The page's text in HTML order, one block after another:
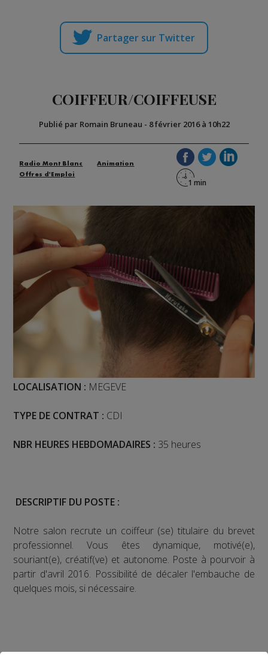
Partager sur Twitter
COIFFEUR/COIFFEUSE
Publié par Romain Bruneau - 8 février 2016 à 10h22
Radio Mont Blanc
Animation
Offres d'Emploi
LOCALISATION : MEGEVE
TYPE DE CONTRAT : CDI
NBR HEURES HEBDOMADAIRES : 35 heures
DESCRIPTIF DU POSTE :
Notre salon recrute un coiffeur (se) titulaire du brevet
professionnel. Vous êtes dynamique, motivé(e),
souriant(e), créatif(ve) et autonome. Poste à pourvoir à
partir d'avril 2016. Possibilité de décaler l'embauche de
quelques mois, si nécessaire.
NUMERO OFFRE POLE EMPLOI :035njyb